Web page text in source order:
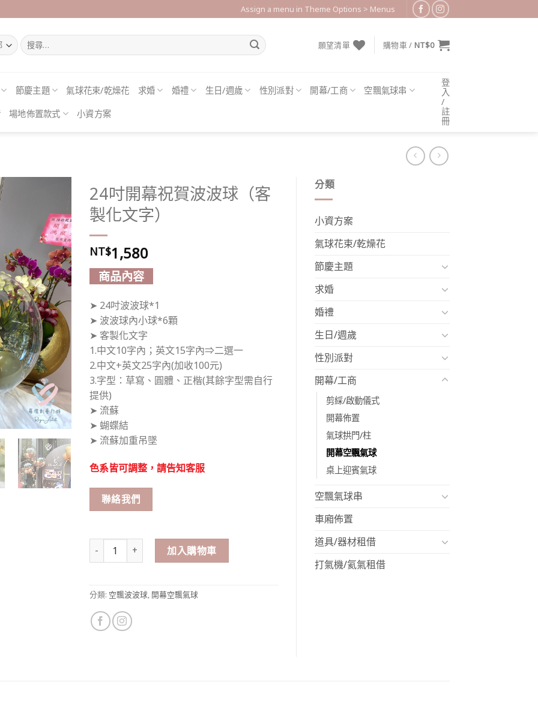
Assign a menu in Theme Options > Menus
搜
尋
字:
願望清單 購物車 / NT$0
節慶主題 氣球花束/乾燥花 求婚 婚禮 生日/週歲 性別派對 開幕/工商 空飄氣球串
場地佈置款式 小資方案
登
入
/
註
冊
Add to
wishlist
24吋開幕祝賀波波球（客
製化文字）
NT$1,580
商品內容
➤ 24吋波波球*1
➤ 波波球內小球*6顆
➤ 客製化文字
1.中文10字內；英文15字內⇒二選一
2.中文+英文25字內(加收100元)
3.字型：草寫、圓體、正楷(其餘字型需自行
提供)
➤ 流蘇
➤ 蝴蝶結
➤ 流蘇加重吊墜
色系皆可調整，請告知客服
聯絡我們
24吋開幕祝賀波波球（客製化文字） 數量
加入購物車
分類: 空飄波波球, 開幕空飄氣球
分類
小資方案
氣球花束/乾燥花
節慶主題
求婚
婚禮
生日/週歲
性別派對
開幕/工商
剪綵/啟動儀式
開幕佈置
氣球拱門/柱
開幕空飄氣球
桌上迎賓氣球
空飄氣球串
車廂佈置
道具/器材租借
打氣機/氦氣租借